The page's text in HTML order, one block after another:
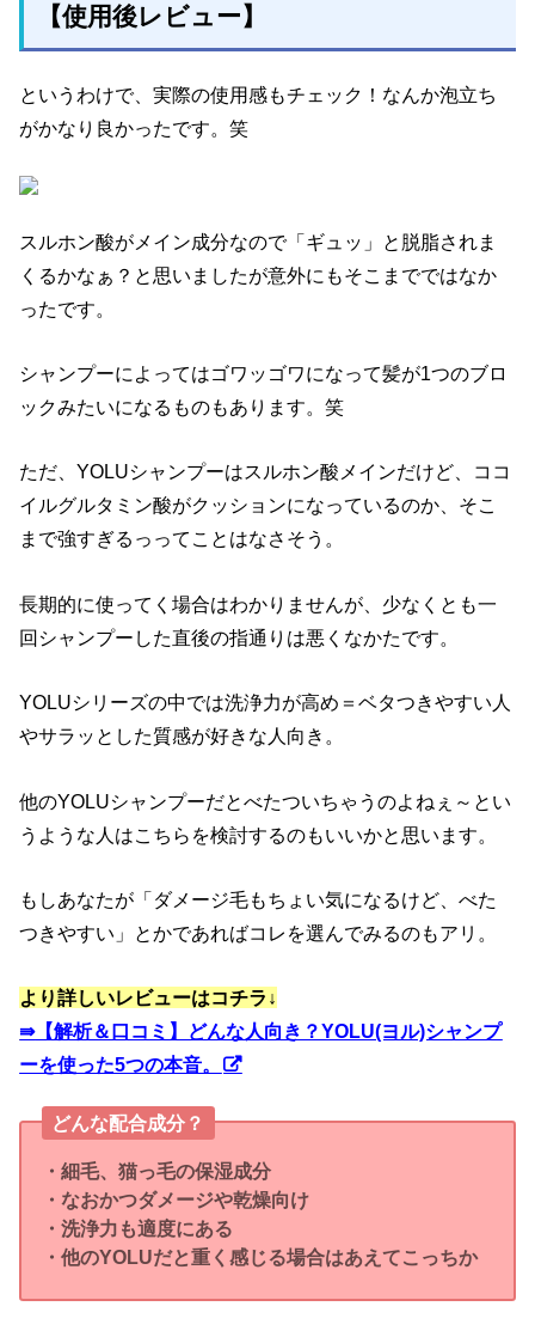
【使用後レビュー】
というわけで、実際の使用感もチェック！なんか泡立ち
がかなり良かったです。笑
スルホン酸がメイン成分なので「ギュッ」と脱脂されま
くるかなぁ？と思いましたが意外にもそこまでではなか
ったです。
シャンプーによってはゴワッゴワになって髪が1つのブロ
ックみたいになるものもあります。笑
ただ、YOLUシャンプーはスルホン酸メインだけど、ココ
イルグルタミン酸がクッションになっているのか、そこ
まで強すぎるっってことはなさそう。
長期的に使ってく場合はわかりませんが、少なくとも一
回シャンプーした直後の指通りは悪くなかたです。
YOLUシリーズの中では洗浄力が高め＝ベタつきやすい人
やサラッとした質感が好きな人向き。
他のYOLUシャンプーだとべたついちゃうのよねぇ～とい
うような人はこちらを検討するのもいいかと思います。
もしあなたが「ダメージ毛もちょい気になるけど、べた
つきやすい」とかであればコレを選んでみるのもアリ。
より詳しいレビューはコチラ↓
⇛【解析＆口コミ】どんな人向き？YOLU(ヨル)シャンプ
ーを使った5つの本音。
どんな配合成分？
・細毛、猫っ毛の保湿成分
・なおかつダメージや乾燥向け
・洗浄力も適度にある
・他のYOLUだと重く感じる場合はあえてこっちか